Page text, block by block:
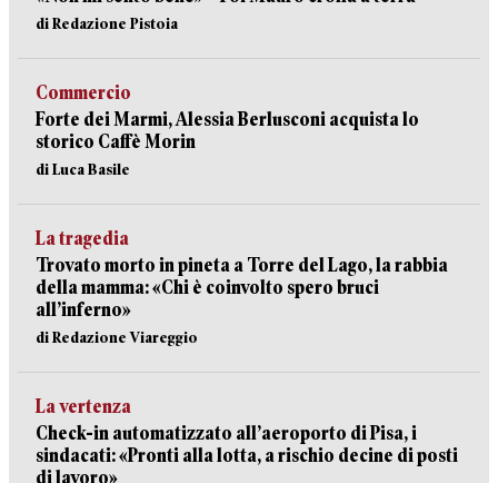
di Redazione Pistoia
Commercio
Forte dei Marmi, Alessia Berlusconi acquista lo
storico Caffè Morin
di Luca Basile
La tragedia
Trovato morto in pineta a Torre del Lago, la rabbia
della mamma: «Chi è coinvolto spero bruci
all’inferno»
di Redazione Viareggio
La vertenza
Check-in automatizzato all’aeroporto di Pisa, i
sindacati: «Pronti alla lotta, a rischio decine di posti
di lavoro»